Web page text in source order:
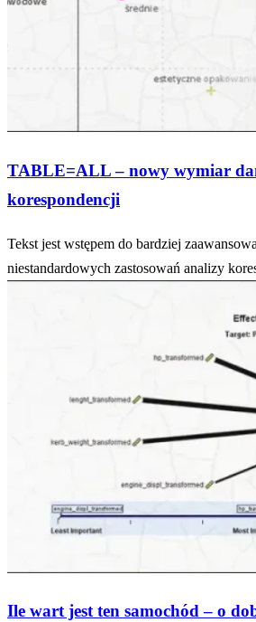
TABLE=ALL – nowy wymiar
korespondencji
Tekst jest wstępem do bardziej
niestandardowych zastosowań analizy
Ile wart jest ten samochód – o